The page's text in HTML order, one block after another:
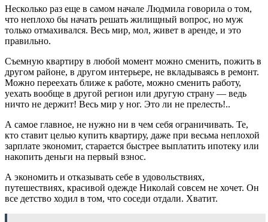
Несколько раз еще в самом начале Людмила говорила о том,
что неплохо бы начать решать жилищный вопрос, но муж
только отмахивался. Весь мир, мол, живет в аренде, и это
правильно.
Съемную квартиру в любой момент можно сменить, пожить в
другом районе, в другом интерьере, не вкладываясь в ремонт.
Можно переехать ближе к работе, можно сменить работу,
уехать вообще в другой регион или другую страну — ведь
ничто не держит! Весь мир у ног. Это ли не прелесть!..
А самое главное, не нужно ни в чем себя ограничивать. Те,
кто ставит целью купить квартиру, даже при весьма неплохой
зарплате экономит, старается быстрее выплатить ипотеку или
накопить деньги на первый взнос.
А экономить и отказывать себе в удовольствиях,
путешествиях, красивой одежде Николай совсем не хочет. Он
все детство ходил в том, что соседи отдали. Хватит.